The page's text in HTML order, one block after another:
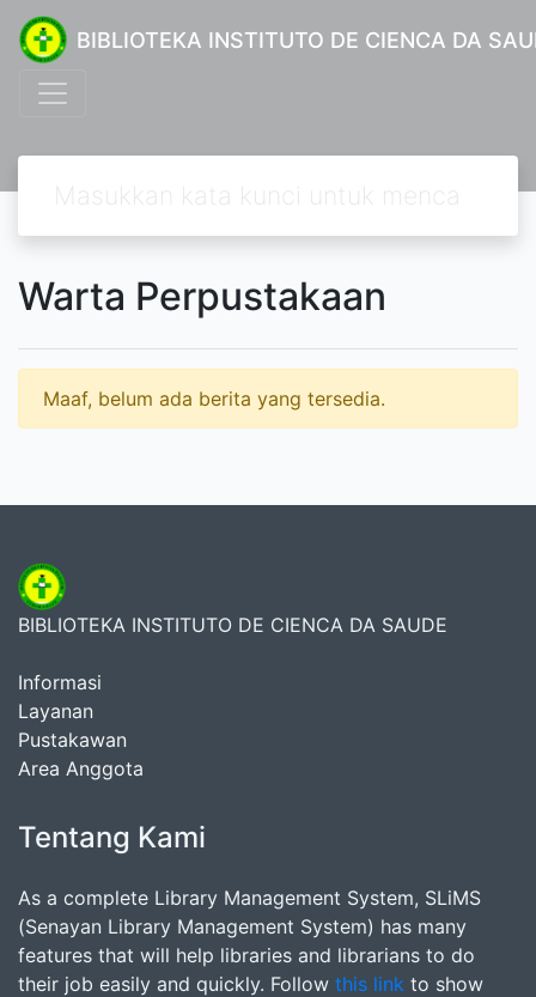
BIBLIOTEKA INSTITUTO DE CIENCA DA
Warta Perpustakaan
Maaf, belum ada berita yang tersedia.
BIBLIOTEKA INSTITUTO DE CIENCA DA SAUDE
Informasi
Layanan
Pustakawan
Area Anggota
Tentang Kami
As a complete Library Management System, SLiMS
(Senayan Library Management System) has many
features that will help libraries and librarians to do
their job easily and quickly. Follow this link to show